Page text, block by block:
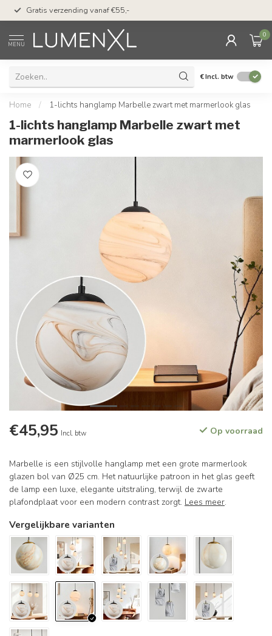
Gratis verzending vanaf €55,-
MENU
0
€Incl. btw
Home / 1-lichts hanglamp Marbelle zwart met marmerlook glas
1-lichts hanglamp Marbelle zwart met
marmerlook glas
€45,95 Incl. btw Op voorraad
Marbelle is een stijlvolle hanglamp met een grote marmerlook
glazen bol van Ø25 cm. Het natuurlijke patroon in het glas geeft
de lamp een luxe, elegante uitstraling, terwijl de zwarte
plafondplaat voor een modern contrast zorgt. Lees meer.
Vergelijkbare varianten